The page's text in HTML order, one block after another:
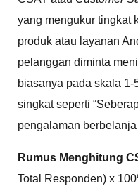
yang mengukur tingkat
produk atau layanan
pelanggan diminta
biasanya pada skala
singkat seperti
pengalaman berbelanja
Rumus Menghitung
Total Responden) x